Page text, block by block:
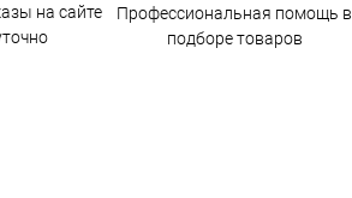
на сайте
Профессиональная помощь в
подборе товаров